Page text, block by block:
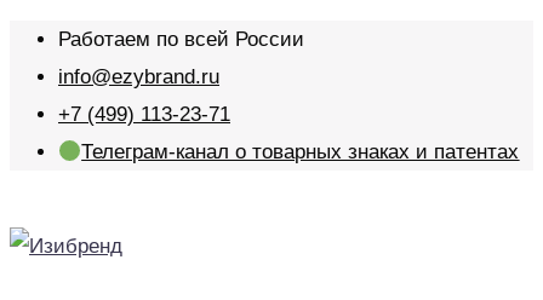
Работаем по всей России
info@ezybrand.ru
+7 (499) 113-23-71
Телеграм-канал о товарных знаках и патентах